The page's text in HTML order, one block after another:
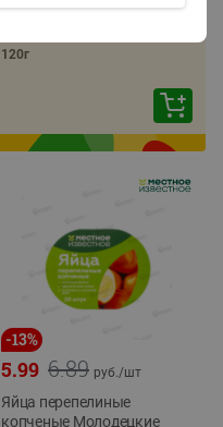
тихоокеанской Лунское
120г
-13%
6.89
5.99 руб./шт
Яйца перепелиные
копченые Молодецкие